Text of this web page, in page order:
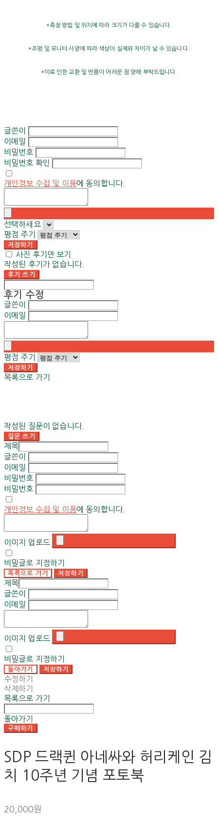
*측정 방법 및 위치에 따라 크기가 다를 수 있습니다.
*조명 및 모니터 사양에 따라 색상이 실제와 차이가 날 수 있습니다.
*이로 인한 교환 및 반품이 어려운 점 양해 부탁드립니다.
글쓴이
이메일
비밀번호
비밀번호 확인
개인정보 수집 및 이용에 동의합니다.
선택하세요
평점 주기
저장하기
사진 후기만 보기
작성된 후기가 없습니다.
후기 쓰기
후기 수정
글쓴이
이메일
평점 주기
저장하기
목록으로 가기
작성된 질문이 없습니다.
질문 쓰기
제목
글쓴이
이메일
비밀번호
비밀번호
개인정보 수집 및 이용에 동의합니다.
이미지 업로드
비밀글로 지정하기
목록으로 가기 저장하기
제목
글쓴이
이메일
이미지 업로드
비밀글로 지정하기
돌아가기 저장하기
수정하기
삭제하기
목록으로 가기
돌아가기
구매하기
SDP 드랙퀸 아네싸와 허리케인 김
치 10주년 기념 포토북
20,000원